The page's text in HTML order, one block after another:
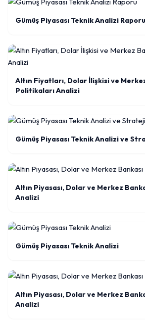
Gümüş Piyasası Teknik Analizi Raporu
Altın Fiyatları, Dolar İlişkisi ve
Politikaları Analizi
Gümüş Piyasası Teknik Analizi ve
Altın Piyasası, Dolar ve Merkez
Analizi
Gümüş Piyasası Teknik Analizi
Altın Piyasası, Dolar ve Merkez
Analizi